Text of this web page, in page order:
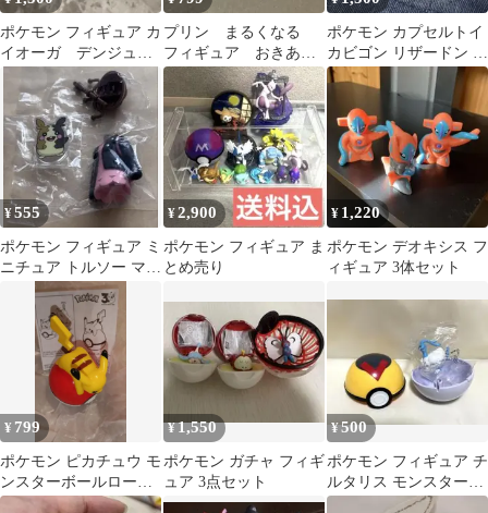
ポケモン フィギュア カ
イオーガ デンジュモ
ク リザードン ゼニ
ガメ
プリン まるくなる
フィギュア おきあが
りこぼし マスコッ
ト ポケモン
ポケモン カプセルトイ
カビゴン リザードン フ
ィギュア
¥555
ポケモン フィギュア ミ
ニチュア トルソー マリ
ー モルペコ
¥2,900
ポケモン フィギュア ま
とめ売り
¥ 1,220
ポケモン デオキシス フ
ィギュア 3体セット
¥ 799
ポケモン ピカチュウ モ
ンスターボールローラ
ー フィギュア
¥1,550
ポケモン ガチャ フィギ
ュア 3点セット
¥500
ポケモン フィギュア チ
ルタリス モンスターボ
ール